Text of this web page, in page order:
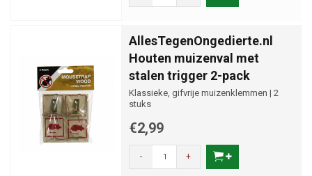
AllesTegenOngedierte.nl
Houten muizenval met
stalen trigger 2-pack
Klassieke, gifvrije muizenklemmen | 2
stuks
€2,99
- +